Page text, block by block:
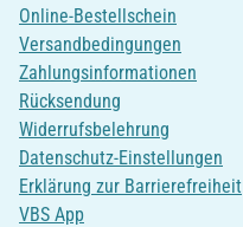
Online-Bestellschein
Versandbedingungen
Zahlungsinformationen
Rücksendung
Widerrufsbelehrung
Datenschutz-Einstellungen
Erklärung zur Barrierefreiheit
VBS App